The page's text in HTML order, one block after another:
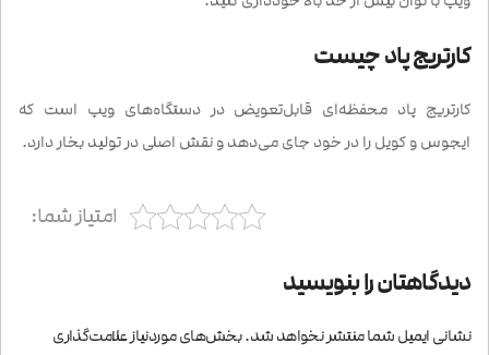
کارتریج پاد چیست
کارتریج پاد محفظه‌ای قابل‌تعویض در دستگاه‌های ویپ است که
ایجوس و کویل را در خود جای می‌دهد و نقش اصلی در تولید بخار دارد.
امتیاز شما:
دیدگاهتان را بنویسید
نشانی ایمیل شما منتشر نخواهد شد.بخش‌های موردنیاز علامت‌گذاری